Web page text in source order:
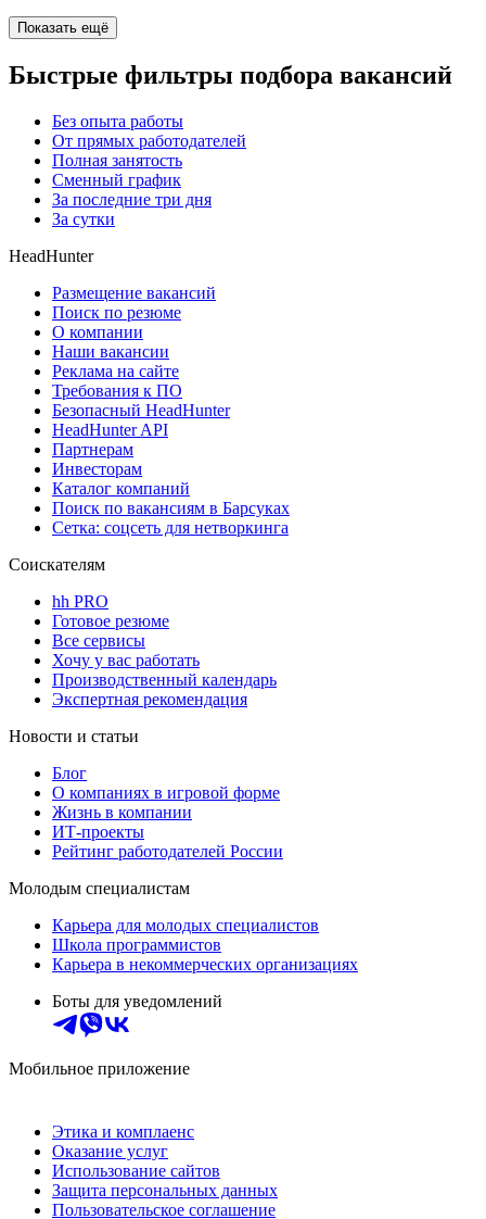
Показать ещё
Быстрые фильтры подбора вакансий
Без опыта работы
От прямых работодателей
Полная занятость
Сменный график
За последние три дня
За сутки
HeadHunter
Размещение вакансий
Поиск по резюме
О компании
Наши вакансии
Реклама на сайте
Требования к ПО
Безопасный HeadHunter
HeadHunter API
Партнерам
Инвесторам
Каталог компаний
Поиск по вакансиям в Барсуках
Сетка: соцсеть для нетворкинга
Соискателям
hh PRO
Готовое резюме
Все сервисы
Хочу у вас работать
Производственный календарь
Экспертная рекомендация
Новости и статьи
Блог
О компаниях в игровой форме
Жизнь в компании
ИТ-проекты
Рейтинг работодателей России
Молодым специалистам
Карьера для молодых специалистов
Школа программистов
Карьера в некоммерческих организациях
Боты для уведомлений
Мобильное приложение
Этика и комплаенс
Оказание услуг
Использование сайтов
Защита персональных данных
Пользовательское соглашение